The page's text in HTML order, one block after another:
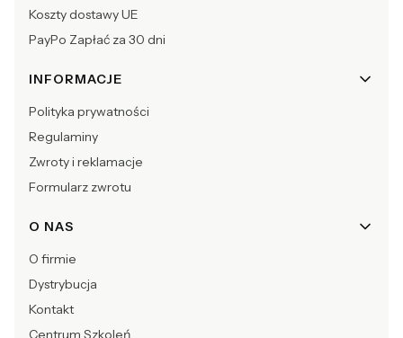
Koszty dostawy UE
PayPo Zapłać za 30 dni
INFORMACJE
Polityka prywatności
Regulaminy
Zwroty i reklamacje
Formularz zwrotu
O NAS
O firmie
Dystrybucja
Kontakt
Centrum Szkoleń